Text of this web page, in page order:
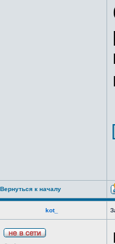
Вернуться к началу
kot_